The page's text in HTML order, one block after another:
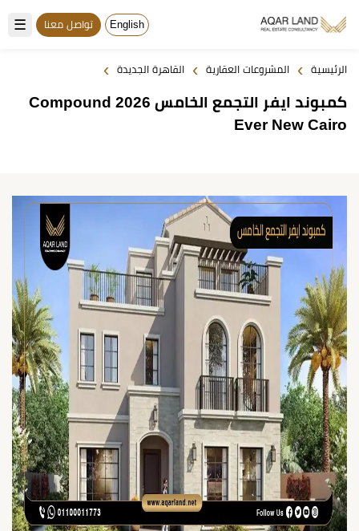
☰ English تواصل معنا
الرئيسية › المشروعات العقارية › القاهرة الجديدة ›
كمبوند ايفر التجمع الخامس 2026 Compound
Ever New Cairo